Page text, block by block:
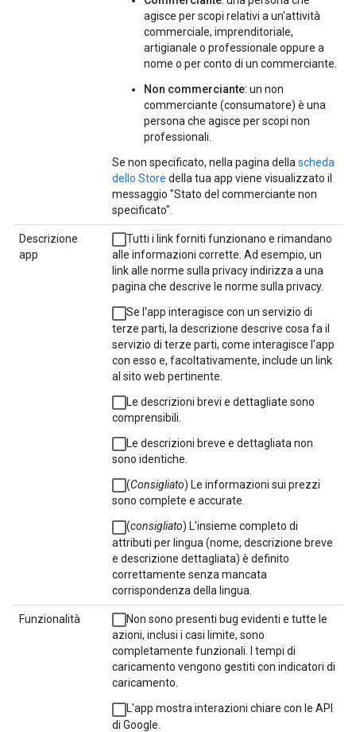
agisce per scopi relativi a un'attività
commerciale, imprenditoriale,
artigianale o professionale oppure a
nome o per conto di un commerciante.
Non commerciante: un non
commerciante (consumatore) è una
persona che agisce per scopi non
professionali.
Se non specificato, nella pagina della scheda
dello Store della tua app viene visualizzato il
messaggio "Stato del commerciante non
specificato".
Descrizione
app
Tutti i link forniti funzionano e rimandano
alle informazioni corrette. Ad esempio, un
link alle norme sulla privacy indirizza a una
pagina che descrive le norme sulla privacy.
Se l'app interagisce con un servizio di
terze parti, la descrizione descrive cosa fa il
servizio di terze parti, come interagisce l'app
con esso e, facoltativamente, include un link
al sito web pertinente.
Le descrizioni brevi e dettagliate sono
comprensibili.
Le descrizioni breve e dettagliata non
sono identiche.
(Consigliato) Le informazioni sui prezzi
sono complete e accurate.
(consigliato) L'insieme completo di
attributi per lingua (nome, descrizione breve
e descrizione dettagliata) è definito
correttamente senza mancata
corrispondenza della lingua.
Funzionalità
Non sono presenti bug evidenti e tutte le
azioni, inclusi i casi limite, sono
completamente funzionali. I tempi di
caricamento vengono gestiti con indicatori di
caricamento.
L'app mostra interazioni chiare con le API
di Google.